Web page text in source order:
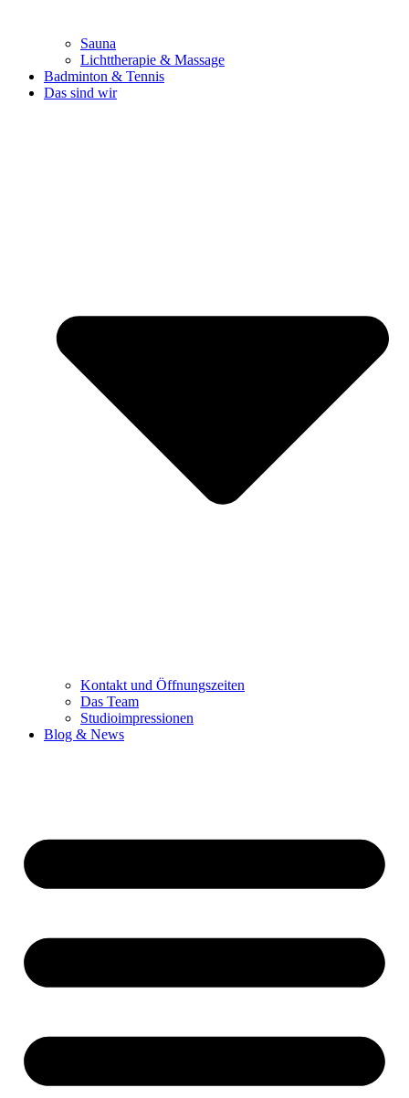
Sauna
Lichttherapie & Massage
Badminton & Tennis
Das sind wir
Kontakt und Öffnungszeiten
Das Team
Studioimpressionen
Blog & News